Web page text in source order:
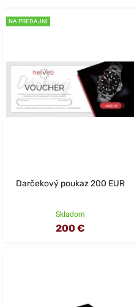
NA PREDAJNI
Darčekový poukaz 200 EUR
Skladom
200 €